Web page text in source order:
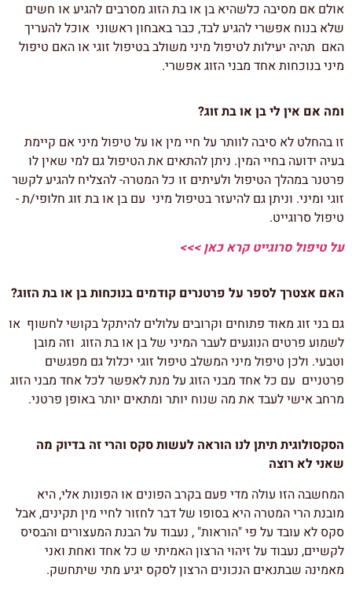
אולם אם מסיבה כלשהיא בן או בת הזוג מסרבים להגיע או חשים
שלא בנוח אפשרי להגיע לבד, כבר באבחון ראשוני אוכל להעריך
האם תהיה יעילות לטיפול מיני משולב בטיפול זוגי או האם טיפול
מיני בנוכחות אחד מבני הזוג אפשרי.
ומה אם אין לי בן או בת זוג?
זו בהחלט לא סיבה לוותר על חיי מין או על טיפול מיני אם קיימת
בעיה ידועה בחיי המין. ניתן להתאים את הטיפול גם למי שאין לו
פרטנר במהלך הטיפול ולעיתים זו כל המטרה- להצליח להגיע לקשר
זוגי ומיני. וניתן גם להיעזר בטיפול מיני עם בן או בת זוג חלופי/ת -
טיפול סרוגייט.
על טיפול סרוגייט קרא כאן >>>
האם אצטרך לספר על פרטנרים קודמים בנוכחות בן או בת הזוג?
גם בני זוג מאוד פתוחים וקרובים עלולים להיתקל בקושי לחשוף או
לשמוע פרטים הנוגעים לעבר המיני של בן או בת הזוג וזה מובן
וטבעי. ולכן טיפול מיני המשלב טיפול זוגי יכלול גם מפגשים
פרטניים עם כל אחד מבני הזוג על מנת לאפשר לכל אחד מבני הזוג
מרחב אישי לעבד את מה שנוח יותר ומתאים יותר באופן פרטני.
הסקסולוגית תיתן לנו הוראה לעשות סקס והרי זה בדיוק מה
שאני לא רוצה
המחשבה הזו עולה מדי פעם בקרב הפונים או הפונות אלי, היא
מובנת הרי המטרה היא בסופו של דבר לחזור לחיי מין תקינים, אבל
סקס לא עובד על פי "הוראות" , נעבוד על הבנת המעצורים והבסיס
לקשיים, נעבוד על זיהוי הרצון האמיתי ש כל אחד ואחת ואני
מאמינה שבתנאים הנכונים הרצון לסקס יגיע מתי שיתחשק.